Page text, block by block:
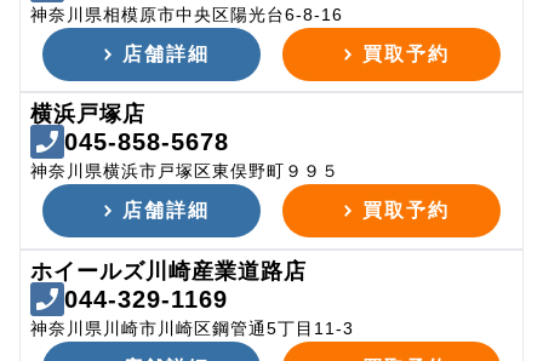
神奈川県相模原市中央区陽光台6-8-16
店舗詳細 買取予約
横浜戸塚店
045-858-5678
神奈川県横浜市戸塚区東俣野町９９５
店舗詳細 買取予約
ホイールズ川崎産業道路店
044-329-1169
神奈川県川崎市川崎区鋼管通5丁目11-3